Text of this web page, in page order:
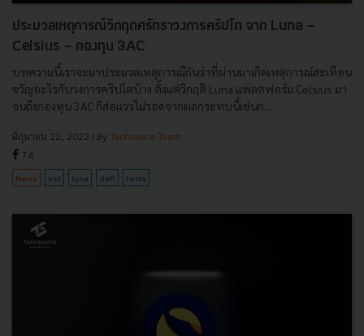
ประมวลเหตุการณ์วิกฤตศรัทธาวงการคริปโต จาก Luna -
Celsius - กองทุน 3AC
บทความนี้เราจะมาประมวลเหตุการณืกันว่าที่ผ่านมาเกิดเหตุการณ์สะเทือน
ขวัญอะไรกับวงการคริปโตบ้าง ตั้งแต่วิกฤติ Luna แพลตฟอร์ม Celsius มา
จนถึงกองทุน 3AC ก็ส่อแววไม่รอดจากผลกระทบนี้เช่นก...
มิถุนายน 22, 2022 | By Techsauce Team
74
News ust luna defi terra